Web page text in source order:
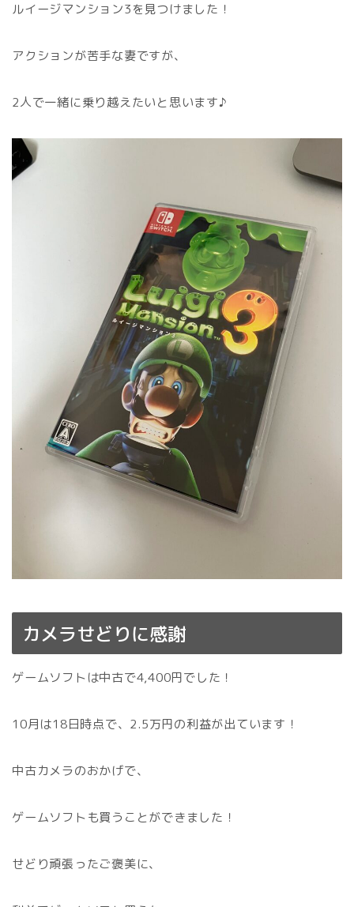
ルイージマンション3を見つけました！
アクションが苦手な妻ですが、
2人で一緒に乗り越えたいと思います♪
カメラせどりに感謝
ゲームソフトは中古で4,400円でした！
10月は18日時点で、2.5万円の利益が出ています！
中古カメラのおかげで、
ゲームソフトも買うことができました！
せどり頑張ったご褒美に、